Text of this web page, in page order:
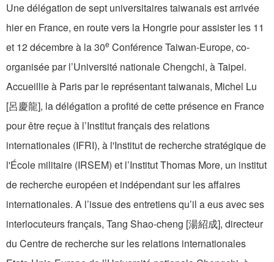
Une délégation de sept universitaires taiwanais est arrivée
hier en France, en route vers la Hongrie pour assister les 11
et 12 décembre à la 30e Conférence Taiwan-Europe, co-
organisée par l’Université nationale Chengchi, à Taipei.
Accueillie à Paris par le représentant taiwanais, Michel Lu
[呂慶龍], la délégation a profité de cette présence en France
pour être reçue à l’Institut français des relations
internationales (IFRI), à l'Institut de recherche stratégique de
l'École militaire (IRSEM) et l’Institut Thomas More, un institut
de recherche européen et indépendant sur les affaires
internationales. A l’issue des entretiens qu’il a eus avec ses
interlocuteurs français, Tang Shao-cheng [湯紹成], directeur
du Centre de recherche sur les relations internationales